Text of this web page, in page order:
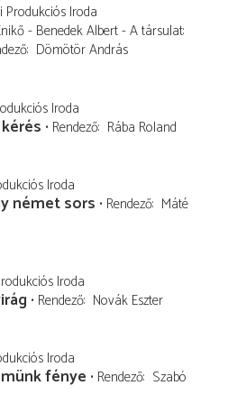
Produkciós Iroda
- Benedek Albert - A társulat
Dömötör András
Iroda
Rendező Rába Roland
Iroda
német sors Rendező Máté
Iroda
Rendező Novák Eszter
Iroda
fénye Rendező Szabó